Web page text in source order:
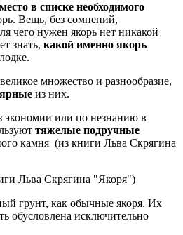
в списке необходимого
Вещь, без сомнений,
чего нужен якорь нет никакой
знать, какой именно якорь
множество и разнообразие,
из них.
или по незнанию в
тяжелые подручные
камня (из книги Льва Скрягина
грунт, как обычные якоря. Их
обусловлена исключительно